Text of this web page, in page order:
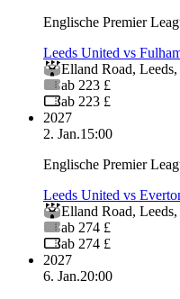
Englische Premier
Leeds United vs
Elland Road, Leeds,
ab 223 £
ab 223 £
2027
2. Jan.15:00
Englische Premier
Leeds United vs
Elland Road, Leeds,
ab 274 £
ab 274 £
2027
6. Jan.20:00